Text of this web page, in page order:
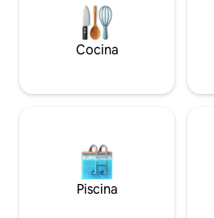
acogedora chimenea de leña: se
proporciona 1 bolsa de leña por cada
reservación.
Cocina
Piscina